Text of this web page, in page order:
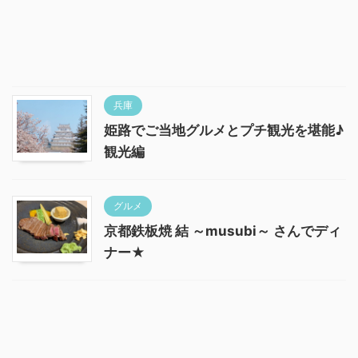
兵庫
姫路でご当地グルメとプチ観光を堪能♪
観光編
グルメ
京都鉄板焼 結 ～musubi～ さんでディ
ナー★